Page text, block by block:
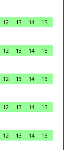
12 13 14
15
12 13 14
15
12 13 14
15
12 13 14
15
12 13 14
15